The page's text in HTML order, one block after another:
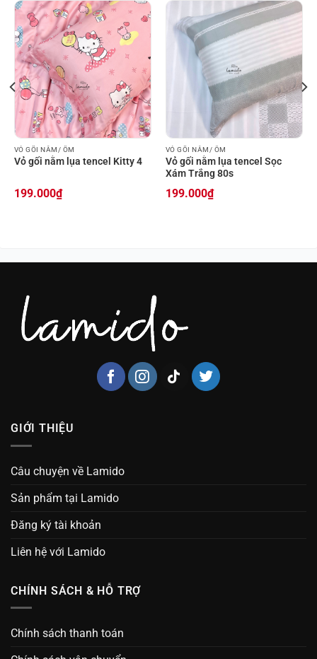
VỎ GỐI NẰM/ ÔM
Vỏ gối nằm lụa tencel Kitty 4
199.000₫
VỎ GỐI NẰM/ ÔM
Vỏ gối nằm lụa tencel Sọc
Xám Trắng 80s
199.000₫
GIỚI THIỆU
Câu chuyện về Lamido
Sản phẩm tại Lamido
Đăng ký tài khoản
Liên hệ với Lamido
CHÍNH SÁCH & HỖ TRỢ
Chính sách thanh toán